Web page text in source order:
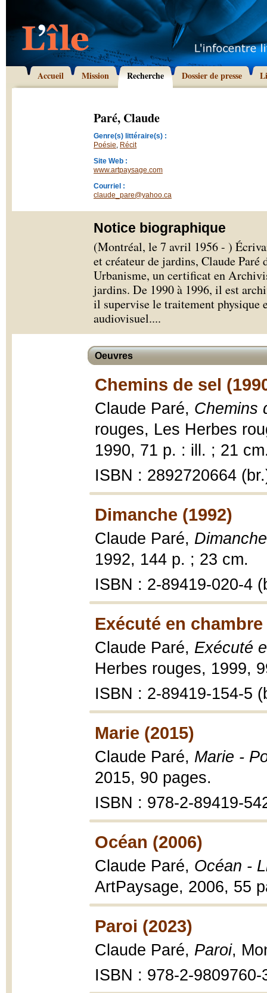
Accueil Mission Recherche Dossier de presse
Paré, Claude
Genre(s) littéraire(s) :
Poésie, Récit
Site Web :
www.artpaysage.com
Courriel :
claude_pare@yahoo.ca
Notice biographique
(Montréal, le 7 avril 1956 - )
et créateur de jardins, Claude Paré
Urbanisme, un certificat en
jardins. De 1990 à 1996, il est
il supervise le traitement physique
audiovisuel....
Oeuvres
Chemins de sel
Claude Paré, Chemins
rouges, Les Herbes
1990, 71 p. : ill. ; 21
ISBN : 2892720664
Dimanche (1992)
Claude Paré,
1992, 144 p. ; 23 cm.
ISBN : 2-89419-020-4
Exécuté en chambre
Claude Paré, Exécuté
Herbes rouges, 1999,
ISBN : 2-89419-154-5
Marie (2015)
Claude Paré, Marie -
2015, 90 pages.
ISBN : 978-2-89419-
Océan (2006)
Claude Paré, Océan -
ArtPaysage, 2006, 55
Paroi (2023)
Claude Paré, Paroi,
ISBN : 978-2-9809760-